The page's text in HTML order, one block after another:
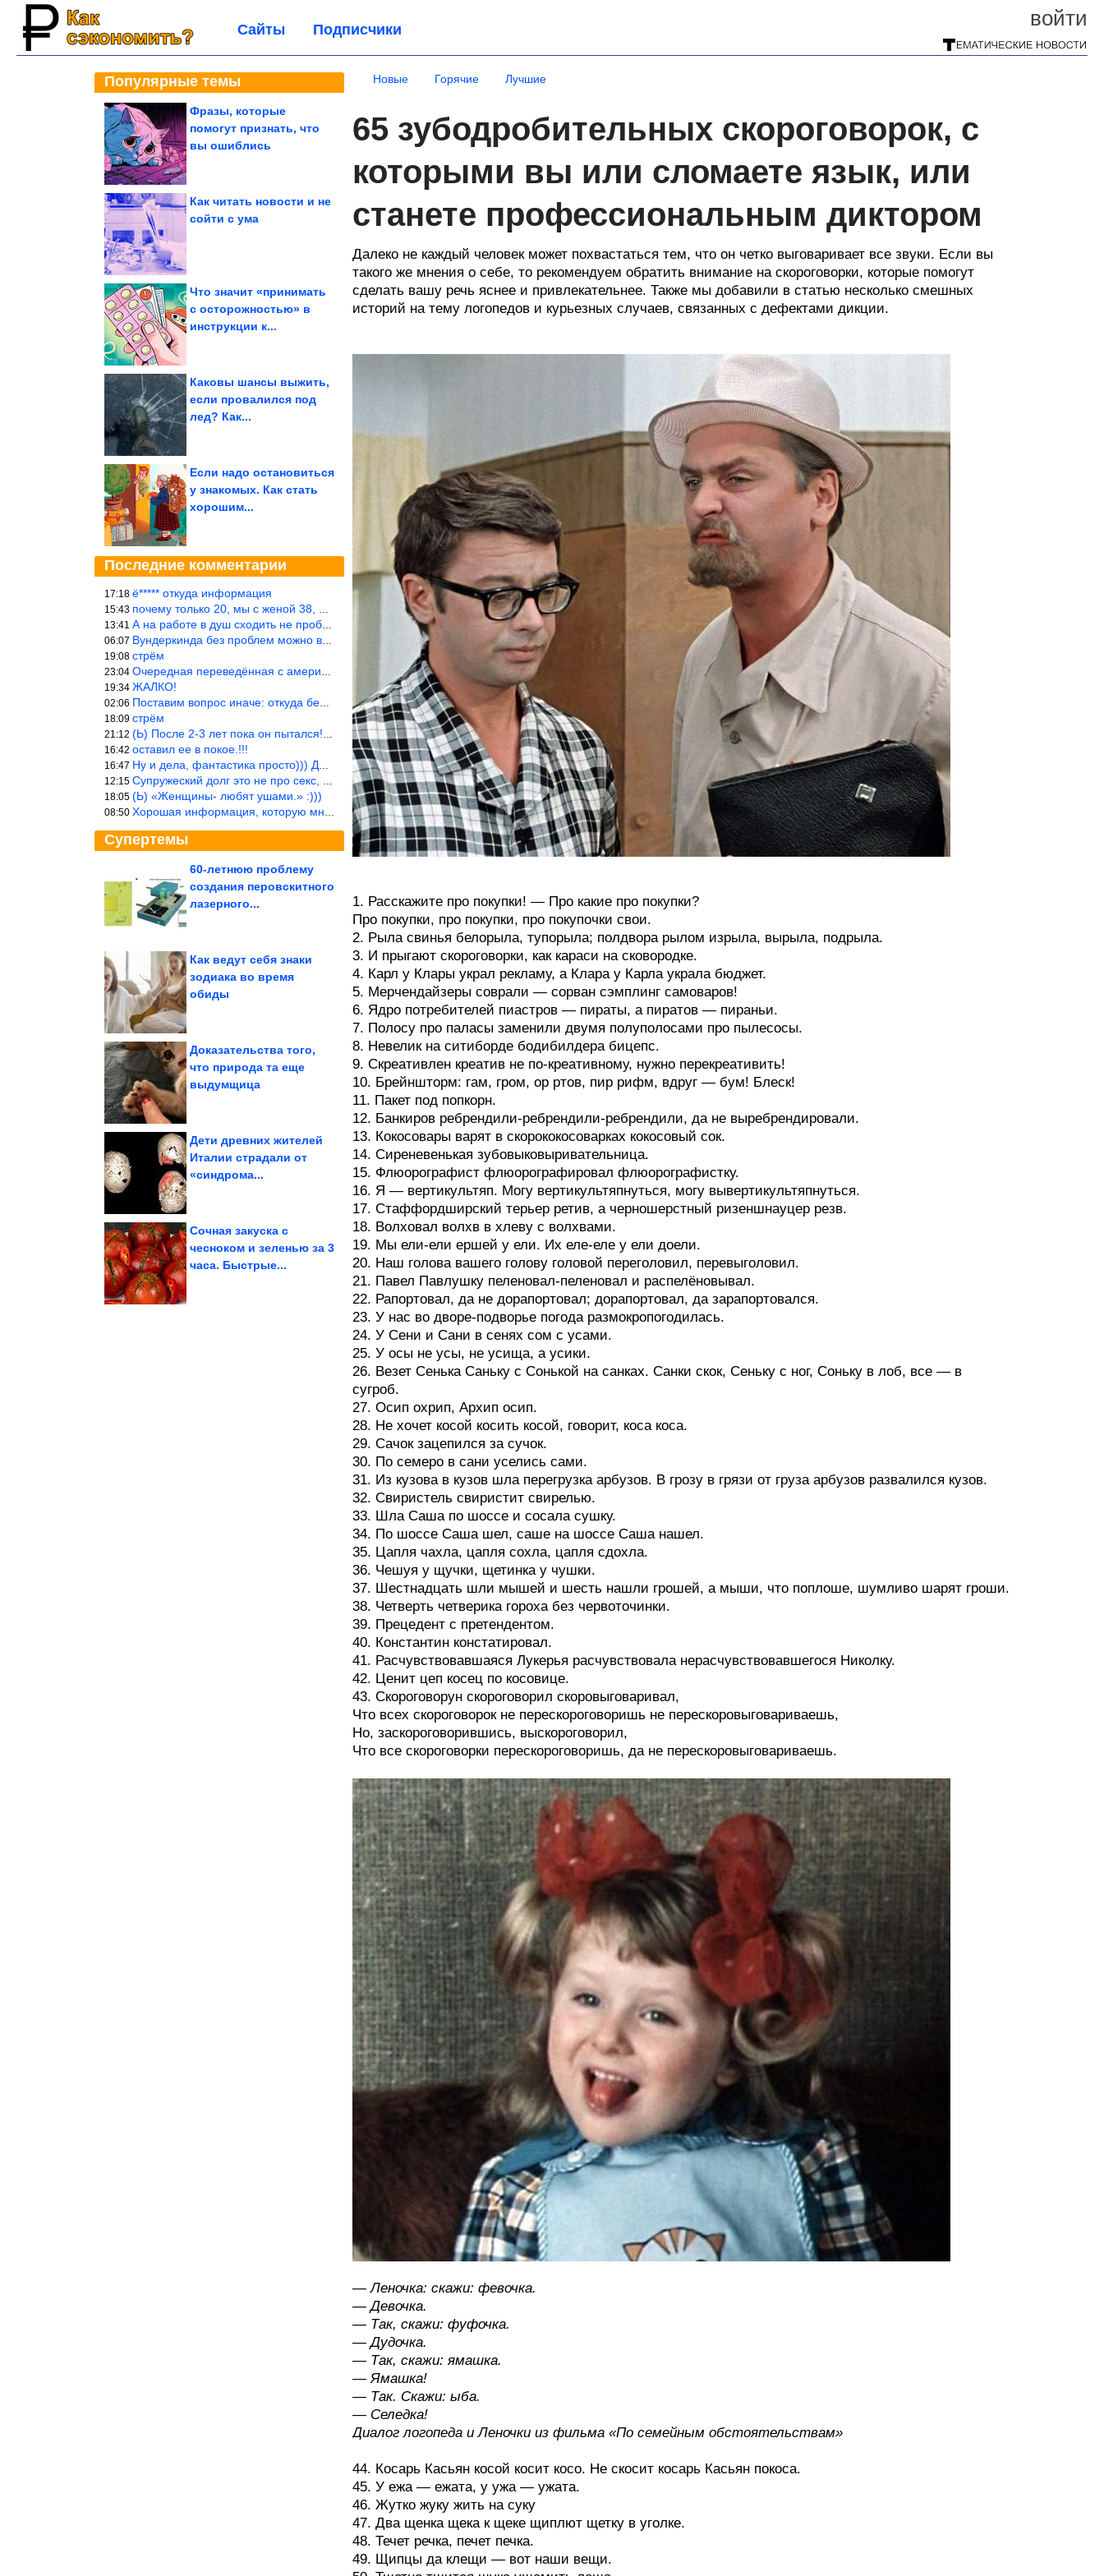
войти
Сайты Подписчики
Популярные темы
Фразы, которые
помогут признать, что
вы ошиблись
Как читать новости и не
сойти с ума
Что значит «принимать
с осторожностью» в
инструкции к...
Каковы шансы выжить,
если провалился под
лед? Как...
Если надо остановиться
у знакомых. Как стать
хорошим...
Последние комментарии
17:18 ё***** откуда информация
15:43 почему только 20, мы с женой 38, называется ртутной свадьбой, гр
13:41 А на работе в душ сходить не пробовали?
06:07 Вундеркинда без проблем можно вырастить всего-то с максимально р
19:08 стрём
23:04 Очередная переведённая с американского статья. Не работает эта ф
19:34 ЖАЛКО!
02:06 Поставим вопрос иначе: откуда берётся столь зловредный феминизм?
18:09 стрём
21:12 (Ь) После 2-3 лет пока он пытался! :))) Учитывая, что кошки 10-1
16:42 оставил ее в покое.!!!
16:47 Ну и дела, фантастика просто))) Даже и добавить то нечего…
12:15 Супружеский долг это не про секс, это про Жизнь на Земле. Супруж
18:05 (Ь) «Женщины- любят ушами.» :)))
08:50 Хорошая информация, которую многим стоило бы взять на вооружение
Супертемы
Юмор из интернета
60-летнюю проблему
создания перовскитного
лазерного...
Как ведут себя знаки
зодиака во время
обиды
Доказательства того,
что природа та еще
выдумщица
Смех без инструкции по
Дети древних жителей
Италии страдали от
«синдрома...
Супругов из России
задержали в Стамбуле
за чтение...
Сочная закуска с
чесноком и зеленью за 3
часа. Быстрые...
Новые Горячие Лучшие
65 зубодробительных скороговорок, с
которыми вы или сломаете язык, или
станете профессиональным диктором
Далеко не каждый человек может похвастаться тем, что он четко выговаривает все звуки. Если вы
такого же мнения о себе, то рекомендуем обратить внимание на скороговорки, которые помогут
сделать вашу речь яснее и привлекательнее. Также мы добавили в статью несколько смешных
историй на тему логопедов и курьезных случаев, связанных с дефектами дикции.
1. Расскажите про покупки! — Про какие про покупки?
Про покупки, про покупки, про покупочки свои.
2. Рыла свинья белорыла, тупорыла; полдвора рылом изрыла, вырыла, подрыла.
3. И прыгают скороговорки, как караси на сковородке.
4. Карл у Клары украл рекламу, а Клара у Карла украла бюджет.
5. Мерчендайзеры соврали — сорван сэмплинг самоваров!
6. Ядро потребителей пиастров — пираты, а пиратов — пираньи.
7. Полосу про паласы заменили двумя полуполосами про пылесосы.
8. Невелик на ситиборде бодибилдера бицепс.
9. Скреативлен креатив не по-креативному, нужно перекреативить!
10. Брейншторм: гам, гром, ор ртов, пир рифм, вдруг — бум! Блеск!
11. Пакет под попкорн.
12. Банкиров ребрендили-ребрендили-ребрендили, да не выребрендировали.
13. Кокосовары варят в скорококосоварках кокосовый сок.
14. Сиреневенькая зубовыковыривательница.
15. Флюорографист флюорографировал флюорографистку.
16. Я — вертикультяп. Могу вертикультяпнуться, могу вывертикультяпнуться.
17. Стаффордширский терьер ретив, а черношерстный ризеншнауцер резв.
18. Волховал волхв в хлеву с волхвами.
19. Мы ели-ели ершей у ели. Их еле-еле у ели доели.
20. Наш голова вашего голову головой переголовил, перевыголовил.
21. Павел Павлушку пеленовал-пеленовал и распелёновывал.
22. Рапортовал, да не дорапортовал; дорапортовал, да зарапортовался.
23. У нас во дворе-подворье погода размокропогодилась.
24. У Сени и Сани в сенях сом с усами.
25. У осы не усы, не усища, а усики.
26. Везет Сенька Саньку с Сонькой на санках. Санки скок, Сеньку с ног, Соньку в лоб, все — в
сугроб.
27. Осип охрип, Архип осип.
28. Не хочет косой косить косой, говорит, коса коса.
29. Сачок зацепился за сучок.
30. По семеро в сани уселись сами.
31. Из кузова в кузов шла перегрузка арбузов. В грозу в грязи от груза арбузов развалился кузов.
32. Свиристель свиристит свирелью.
33. Шла Саша по шоссе и сосала сушку.
34. По шоссе Саша шел, саше на шоссе Саша нашел.
35. Цапля чахла, цапля сохла, цапля сдохла.
36. Чешуя у щучки, щетинка у чушки.
37. Шестнадцать шли мышей и шесть нашли грошей, а мыши, что поплоше, шумливо шарят гроши.
38. Четверть четверика гороха без червоточинки.
39. Прецедент с претендентом.
40. Константин констатировал.
41. Расчувствовавшаяся Лукерья расчувствовала нерасчувствовавшегося Николку.
42. Ценит цеп косец по косовице.
43. Скороговорун скороговорил скоровыговаривал,
Что всех скороговорок не перескороговоришь не перескоровыговариваешь,
Но, заскороговорившись, выскороговорил,
Что все скороговорки перескороговоришь, да не перескоровыговариваешь.
— Леночка: скажи: февочка.
— Девочка.
— Так, скажи: фуфочка.
— Дудочка.
— Так, скажи: ямашка.
— Ямашка!
— Так. Скажи: ыба.
— Селедка!
Диалог логопеда и Леночки из фильма «По семейным обстоятельствам»
44. Косарь Касьян косой косит косо. Не скосит косарь Касьян покоса.
45. У ежа — ежата, у ужа — ужата.
46. Жутко жуку жить на суку
47. Два щенка щека к щеке щиплют щетку в уголке.
48. Течет речка, печет печка.
49. Щипцы да клещи — вот наши вещи.